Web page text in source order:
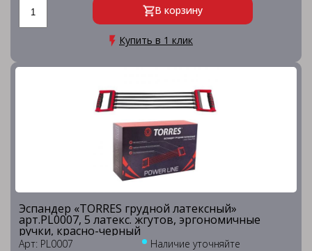
В корзину
Купить в 1 клик
Эспандер «TORRES грудной латексный»
арт.PL0007, 5 латекс. жгутов, эргономичные
ручки, красно-черный
Арт: PL0007 Наличие уточняйте